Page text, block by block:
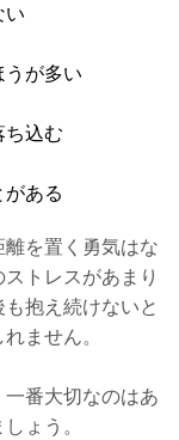
い
が多い
込む
ある
を置く勇気はな
トレスがあまり
抱え続けないと
ません。
番大切なのはあ
ょう。